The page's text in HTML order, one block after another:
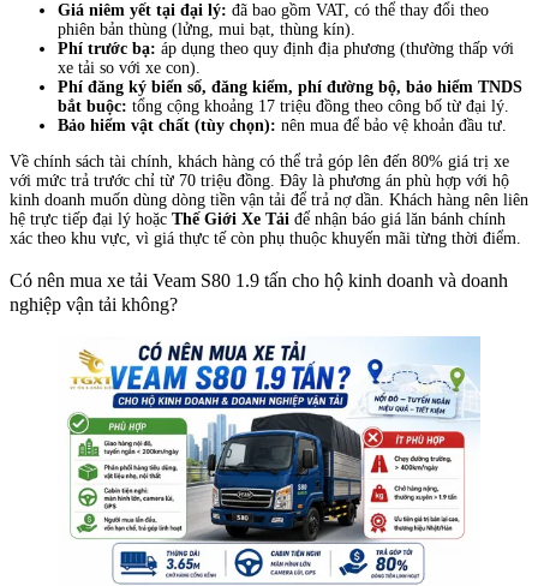
Giá niêm yết tại đại lý: đã bao gồm VAT, có thể thay đổi theo
phiên bản thùng (lửng, mui bạt, thùng kín).
Phí trước bạ: áp dụng theo quy định địa phương (thường thấp với
xe tải so với xe con).
Phí đăng ký biển số, đăng kiểm, phí đường bộ, bảo hiểm TNDS
bắt buộc: tổng cộng khoảng 17 triệu đồng theo công bố từ đại lý.
Bảo hiểm vật chất (tùy chọn): nên mua để bảo vệ khoản đầu tư.
Về chính sách tài chính, khách hàng có thể trả góp lên đến 80% giá trị xe
với mức trả trước chỉ từ 70 triệu đồng. Đây là phương án phù hợp với hộ
kinh doanh muốn dùng dòng tiền vận tải để trả nợ dần. Khách hàng nên liên
hệ trực tiếp đại lý hoặc Thế Giới Xe Tải để nhận báo giá lăn bánh chính
xác theo khu vực, vì giá thực tế còn phụ thuộc khuyến mãi từng thời điểm.
Có nên mua xe tải Veam S80 1.9 tấn cho hộ kinh doanh và doanh
nghiệp vận tải không?